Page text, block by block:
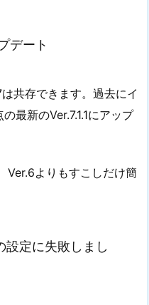
デート
共存できます。過去にイ
最新のVer.7.1.1にアップ
Ver.6よりもすこしだけ簡
設定に失敗しまし